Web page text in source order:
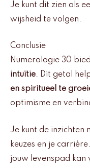
Je kunt dit zien als
wijsheid te volgen.
Conclusie
Numerologie 30
intuïtie. Dit getal
en spiritueel te
optimisme en
Je kunt de inzichten
keuzes en je
jouw levenspad kan